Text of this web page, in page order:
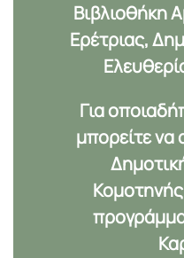
Βιβλιοθήκη
Ερέτριας,
Για
μπορείτε να